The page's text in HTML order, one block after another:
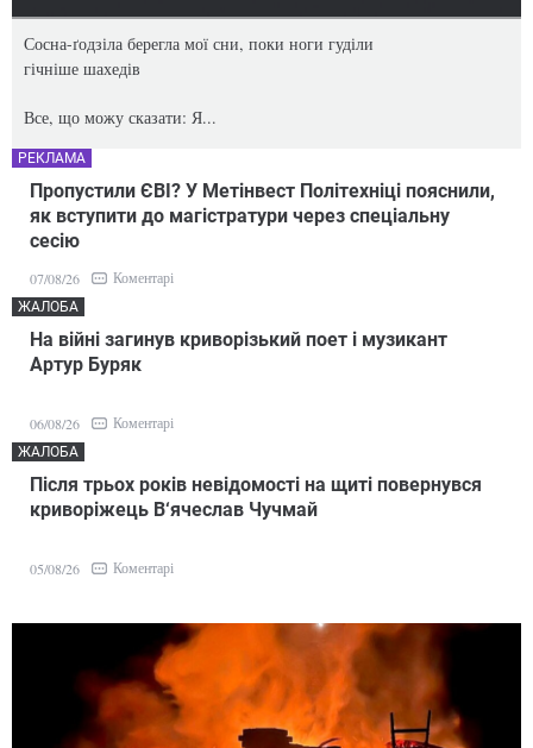
Сосна-ґодзіла берегла мої сни, поки ноги гуділи
гічніше шахедів
Все, що можу сказати: Я...
Пропустили ЄВІ? У Метінвест Політехніці пояснили,
як вступити до магістратури через спеціальну
сесію
РЕКЛАМА
07/08/26 Коментарі
На війні загинув криворізький поет і музикант
Артур Буряк
ЖАЛОБА
06/08/26 Коментарі
Після трьох років невідомості на щиті повернувся
криворіжець В‘ячеслав Чучмай
ЖАЛОБА
05/08/26 Коментарі